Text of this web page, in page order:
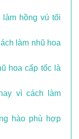
làm hồng vú tối
làm nhũ hoa
hoa cấp tốc là
vì cách làm
hào phù hợp